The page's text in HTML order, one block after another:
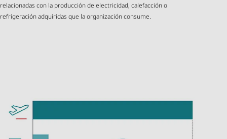
relacionadas con la producción de electricidad, calefacción o
refrigeración adquiridas que la organización consume.